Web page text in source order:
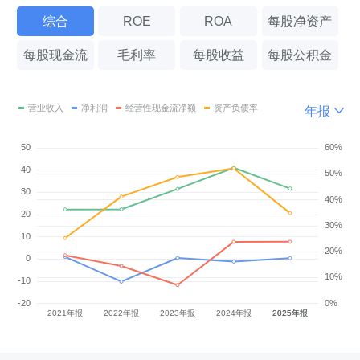
综合 ROE ROA 每股净资产
每股现金流 毛利率 每股收益 每股公积金
年报